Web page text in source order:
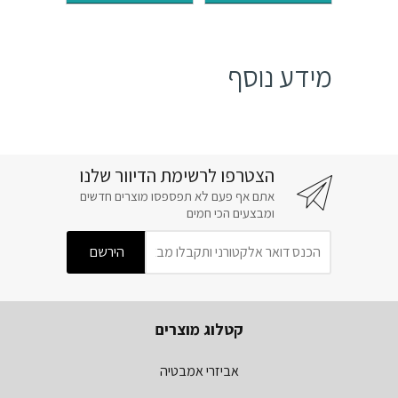
מידע נוסף
הצטרפו לרשימת הדיוור שלנו
אתם אף פעם לא תפספסו מוצרים חדשים
ומבצעים הכי חמים
קטלוג מוצרים
אביזרי אמבטיה